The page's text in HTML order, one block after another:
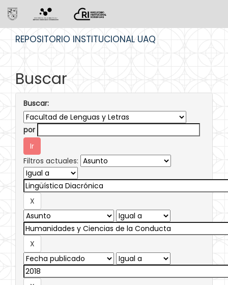
REPOSITORIO INSTITUCIONAL UAQ
Buscar
Buscar:
por
Filtros actuales: